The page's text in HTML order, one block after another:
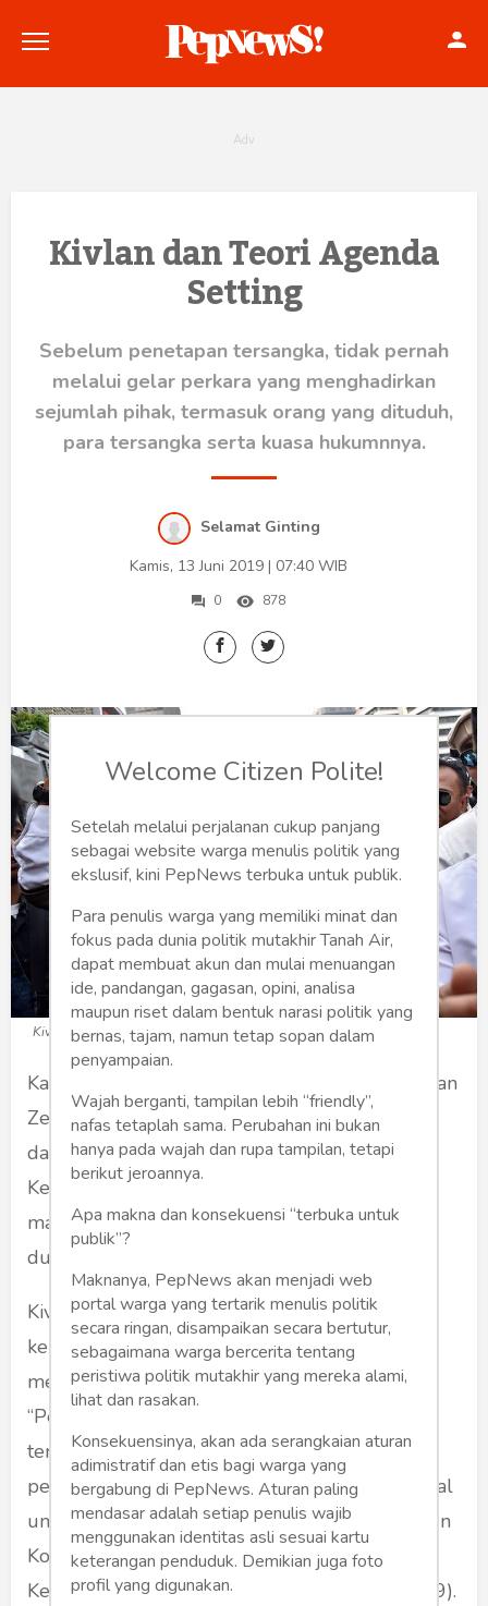
Politik
Hankam
Internasional
Bisnis
Wanita
Kivlan dan Teori Agenda
Setting
Sebelum penetapan tersangka, tidak pernah
melalui gelar perkara yang menghadirkan
sejumlah pihak, termasuk orang yang dituduh,
para tersangka serta kuasa hukumnnya.
Selamat Ginting
Kamis, 13 Juni 2019 | 07:40 WIB
0 878
Kivlan Zen (Foto: Kompas.com)
Kasus yang dialami Mayor Jenderal (Purn) Kivlan
Zen, menjadi topik paling panas
dalam beberapa hari ini. Hal ini setelah
Kepolisian secara sepihak mengungkap peran
mantan Kepala Staf Kostrad tersebut, dalam
dugaan rencana pembunuhan empat tokoh.
Kivlan disebut sebagai sosok pemberi perintah
kepada pria berinisial HK alias Iwan untuk
mencari eksekutor pembunuh empat tokoh.
“Peran Kivlan memberi perintah kepada
tersangka HK untuk mencari eksekutor
pembunuh," kata wakil direktur reserse kriminal
umum (wadireskrimum) Polda Metro Jaya, Ajun
Komisaris Besar Polisi Ary Syam Indradi di
Kemenko Polhukam, Jakarta, Selasa (11/6/2019).
Welcome Citizen Polite!
Setelah melalui perjalanan cukup panjang
sebagai website warga menulis politik yang
ekslusif, kini PepNews terbuka untuk publik.
Para penulis warga yang memiliki minat dan
fokus pada dunia politik mutakhir Tanah Air,
dapat membuat akun dan mulai menuangan
ide, pandangan, gagasan, opini, analisa
maupun riset dalam bentuk narasi politik yang
bernas, tajam, namun tetap sopan dalam
penyampaian.
Wajah berganti, tampilan lebih “friendly”,
nafas tetaplah sama. Perubahan ini bukan
hanya pada wajah dan rupa tampilan, tetapi
berikut jeroannya.
Apa makna dan konsekuensi “terbuka untuk
publik”?
Maknanya, PepNews akan menjadi web
portal warga yang tertarik menulis politik
secara ringan, disampaikan secara bertutur,
sebagaimana warga bercerita tentang
peristiwa politik mutakhir yang mereka alami,
lihat dan rasakan.
Konsekuensinya, akan ada serangkaian aturan
adimistratif dan etis bagi warga yang
bergabung di PepNews. Aturan paling
mendasar adalah setiap penulis wajib
menggunakan identitas asli sesuai kartu
keterangan penduduk. Demikian juga foto
profil yang digunakan.